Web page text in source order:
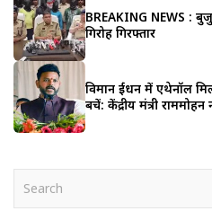
BREAKING NEWS :
गिरोह गिरफ्तार
विमान ईंधन में एथेनॉल
बचें: केंद्रीय मंत्री राममोहन